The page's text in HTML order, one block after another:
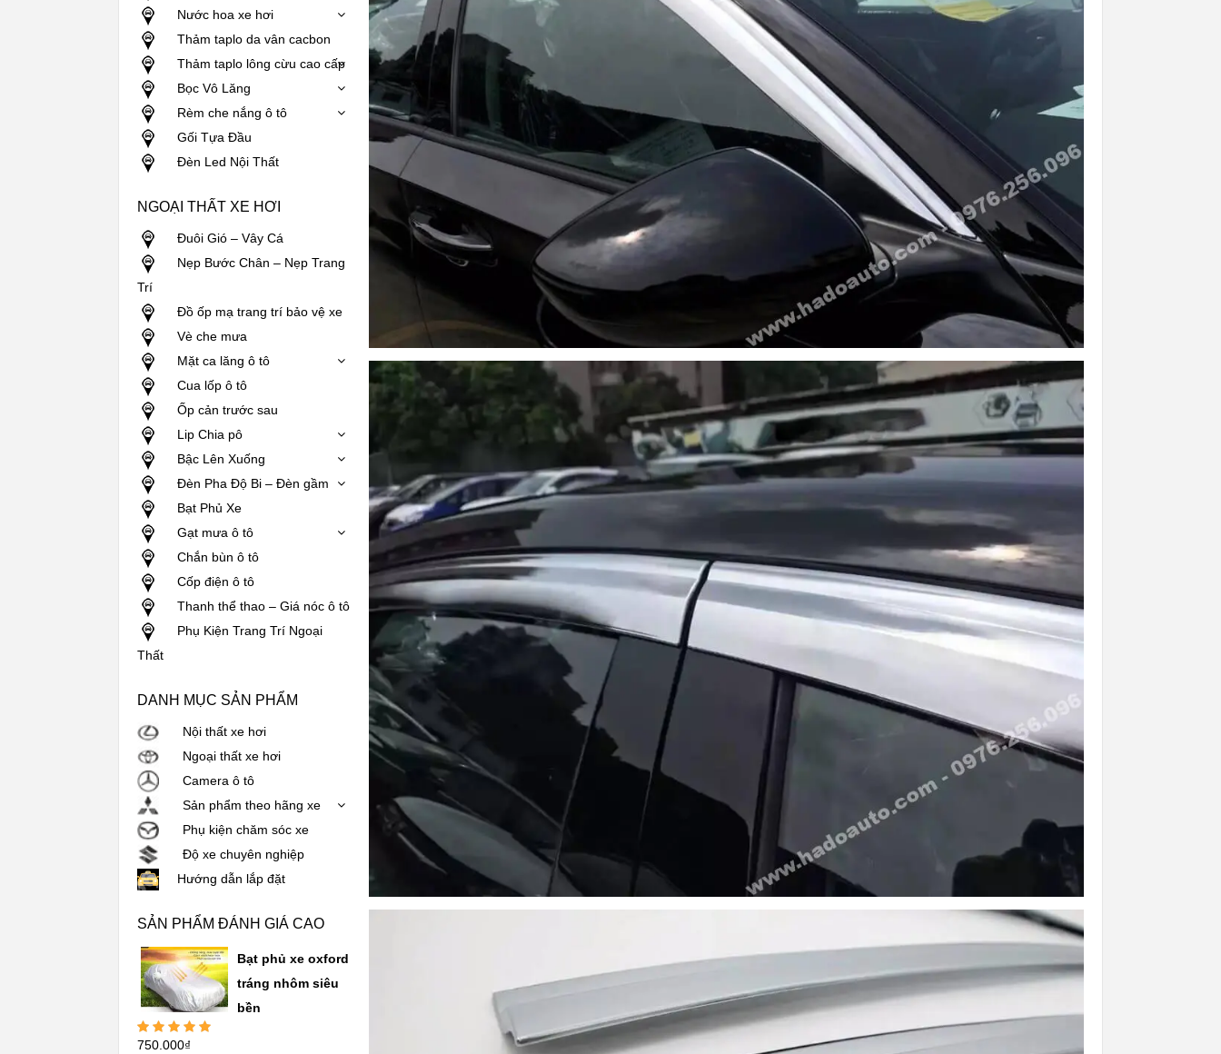
Nước hoa xe hơi
Thảm taplo da vân cacbon
Thảm taplo lông cừu cao cấp
Bọc Vô Lăng
Rèm che nắng ô tô
Gối Tựa Đầu
Đèn Led Nội Thất
NGOẠI THẤT XE HƠI
Đuôi Gió – Vây Cá
Nẹp Bước Chân – Nẹp Trang
Trí
Đồ ốp mạ trang trí bảo vệ xe
Vè che mưa
Mặt ca lăng ô tô
Cua lốp ô tô
Ốp cản trước sau
Lip Chia pô
Bậc Lên Xuống
Đèn Pha Độ Bi – Đèn gầm
Bạt Phủ Xe
Gạt mưa ô tô
Chắn bùn ô tô
Cốp điện ô tô
Thanh thể thao – Giá nóc ô tô
Phụ Kiện Trang Trí Ngoại
Thất
DANH MỤC SẢN PHẨM
Nội thất xe hơi
Ngoại thất xe hơi
Camera ô tô
Sản phẩm theo hãng xe
Phụ kiện chăm sóc xe
Độ xe chuyên nghiệp
Hướng dẫn lắp đặt
SẢN PHẨM ĐÁNH GIÁ CAO
Bạt phủ xe oxford
tráng nhôm siêu
bền
Được xếp
750.000₫